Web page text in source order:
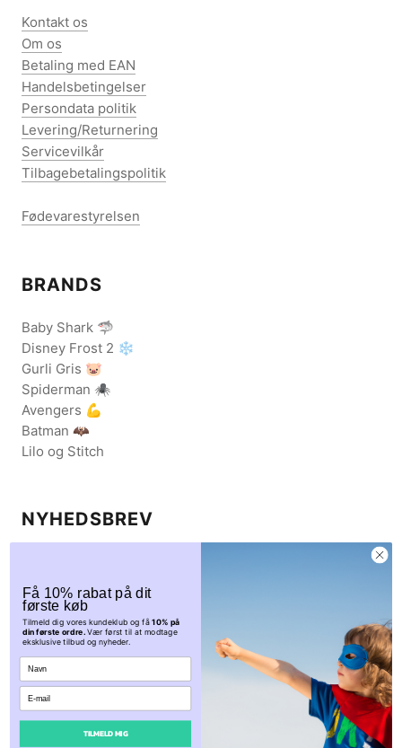
Kontakt os
Om os
Betaling med EAN
Handelsbetingelser
Persondata politik
Levering/Returnering
Servicevilkår
Tilbagebetalingspolitik
Fødevarestyrelsen
BRANDS
Baby Shark 🦈
Disney Frost 2 ❄️
Gurli Gris 🐷
Spiderman 🕷️
Avengers 💪
Batman 🦇
Lilo og Stitch
NYHEDSBREV
Få eksklusive rabatkoder og nys om udsalgskampagner.
Tilmeld dig vores nyhedsbrev her.
TILMELD
Få 10% rabat på dit
første køb
Tilmeld dig vores kundeklub og få10% på
din første ordre.Vær først til at modtage
eksklusive tilbud og nyheder.
TILMELD MIG